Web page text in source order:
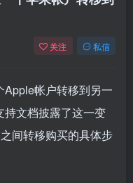
关注 私信
帐户转移到另一
文档披露了这一变
间转移购买的具体步